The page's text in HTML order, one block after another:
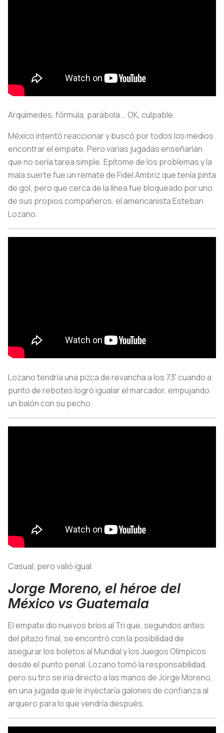
Arquímedes, fórmula, parábola... OK, culpable.
México intentó reaccionar y buscó por todos los medios
encontrar el empate. Pero varias jugadas enseñarían
que no sería tarea simple. Epítome de los problemas y la
mala suerte fue un remate de Fidel Ambriz que tenía pinta
de gol, pero que cerca de la línea fue bloqueado por uno
de sus propios compañeros, el americanista Esteban
Lozano.
Lozano tendría una pizca de revancha a los 73' cuando a
punto de rebotes logró igualar el marcador, empujando
un balón con su pecho.
Casual, pero valió igual.
Jorge Moreno, el héroe del
México vs Guatemala
El empate dio nuevos bríos al Tri que, segundos antes
del pitazo final, se encontró con la posibilidad de
asegurar los boletos al Mundial y los Juegos Olímpicos
desde el punto penal. Lozano tomó la responsabilidad,
pero su tiro se iría directo a las manos de Jorge Moreno,
en una jugada que le inyectaría galones de confianza al
arquero para lo que vendría después.